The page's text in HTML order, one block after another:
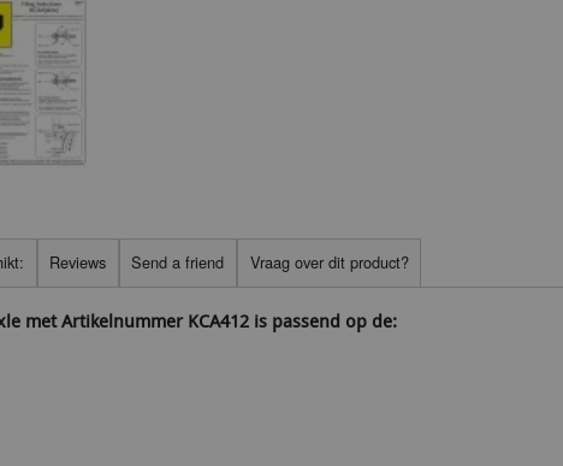
Reviews Send a friend Vraag over dit product?
met Artikelnummer KCA412 is passend op de: